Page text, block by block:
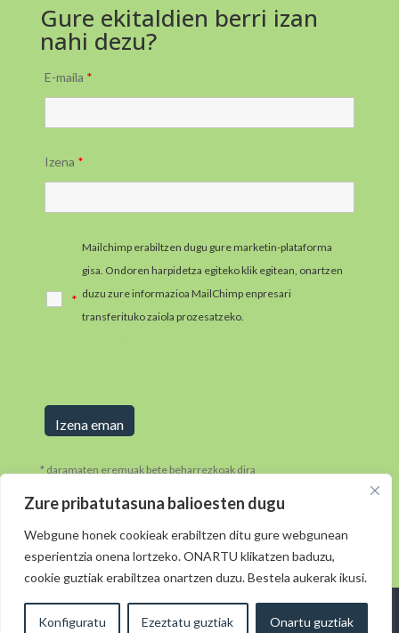
Zure pribatutasuna balioesten dugu
Webgune honek cookieak erabiltzen ditu gure webgunean
esperientzia onena lortzeko. ONARTU klikatzen baduzu,
cookie guztiak erabiltzea onartzen duzu. Bestela aukerak ikusi.
Konfiguratu Ezeztatu guztiak Onartu guztiak
Gure ekitaldien berri izan
nahi dezu?
* daramaten eremuak bete beharrezkoak dira
E-maila *
Izena *
*
Mailchimp erabiltzen dugu gure marketin-plataforma
gisa. Ondoren harpidetza egiteko klik egitean, onartzen
duzu zure informazioa MailChimp enpresari
transferituko zaiola prozesatzeko.